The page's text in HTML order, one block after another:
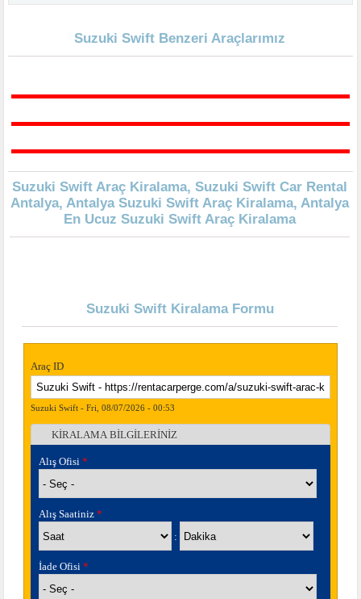
Suzuki Swift Benzeri Araçlarımız
Suzuki Swift Araç Kiralama, Suzuki Swift Car Rental
Antalya, Antalya Suzuki Swift Araç Kiralama, Antalya
En Ucuz Suzuki Swift Araç Kiralama
Suzuki Swift Kiralama Formu
Araç ID
Suzuki Swift - Fri, 08/07/2026 - 00:53
Gizle
KİRALAMA BİLGİLERİNİZ
Alış Ofisi *
Alış Saatiniz *
Saat
:
Dakika
İade Ofisi *